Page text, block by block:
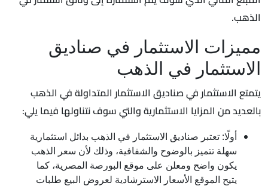
الذهب.
مميزات الاستثمار في صناديق
الاستثمار في الذهب
يتمتع الاستثمار في صناديق الاستثمار المتداولة في الذهب
بالعديد من المزايا الاستثمارية والتي سوف نتناولها فيما يلي:
أولًا: تعتبر صناديق الاستثمار في الذهب بدائل استثمارية
سهلة تتميز بالوضوح والشفافية، وذلك لأن سعر الذهب
يكون واضح ومعلن على موقع البورصة المصرية، كما
يتيح الموقع الأسعار الاسترشادية لعروض البيع طلبات